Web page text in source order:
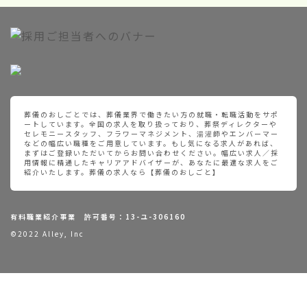
葬儀のおしごとでは、葬儀業界で働きたい方の就職・転職活動をサポ
ートしています。全国の求人を取り扱っており、葬祭ディレクターや
セレモニースタッフ、フラワーマネジメント、湯灌師やエンバーマー
などの幅広い職種をご用意しています。もし気になる求人があれば、
まずはご登録いただいてからお問い合わせください。幅広い求人／採
用情報に精通したキャリアアドバイザーが、あなたに最適な求人をご
紹介いたします。葬儀の求人なら【葬儀のおしごと】
有料職業紹介事業 許可番号：13-ユ-306160
©2022 Alley, Inc